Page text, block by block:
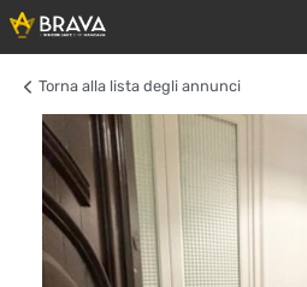
Torna alla lista degli annunci